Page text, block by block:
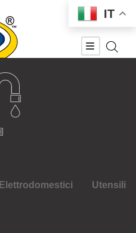
Elettrodomestici Utensili
IT